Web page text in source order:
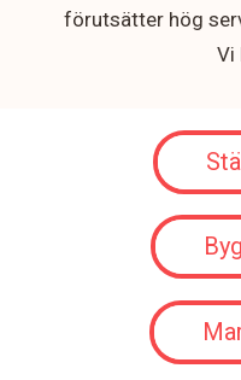
förutsätter hög
Vi